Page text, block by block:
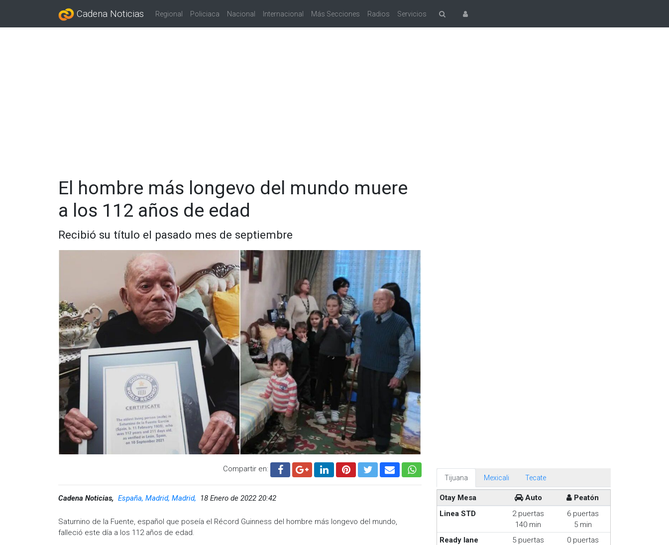
Cadena Noticias Regional Policiaca Nacional Internacional Más Secciones Radios Servicios
El hombre más longevo del mundo muere
a los 112 años de edad
Recibió su título el pasado mes de septiembre
Compartir en:
Cadena Noticias, España, Madrid, Madrid, 18 Enero de 2022 20:42
Saturnino de la Fuente, español que poseía el Récord Guinness del hombre más longevo del mundo,
falleció este día a los 112 años de edad.
Tijuana Mexicali Tecate
Otay Mesa Auto
Peatón
Linea STD
2 puertas
140 min
6 puertas
5 min
Ready lane
5 puertas
0 puertas